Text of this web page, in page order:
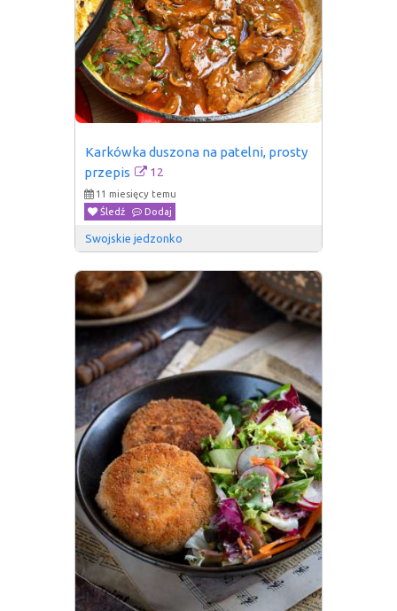
Karkówka duszona na patelni, prosty
przepis
12
11 miesięcy temu
Śledź
Dodaj
Swojskie jedzonko